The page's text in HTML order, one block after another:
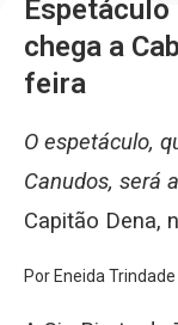
chega a
feira
O espetáculo,
Canudos, será
Capitão Dena,
Por Eneida Trindade